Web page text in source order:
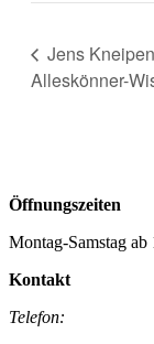
Jens
Alleskönner-
Öffnungszeiten
Montag-Samstag ab
Kontakt
Telefon: